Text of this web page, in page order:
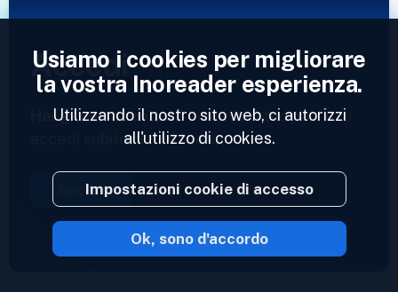
Accedi
Hai già un account?Inserisci il tuo profilo e
accedi subito ai tuoi feed.
Accedi
2023 © Inoreader
Usiamo i cookies per migliorare
la vostra Inoreader esperienza.
Utilizzando il nostro sito web, ci autorizzi
all'utilizzo di cookies.
Impostazioni cookie di accesso
Ok, sono d'accordo